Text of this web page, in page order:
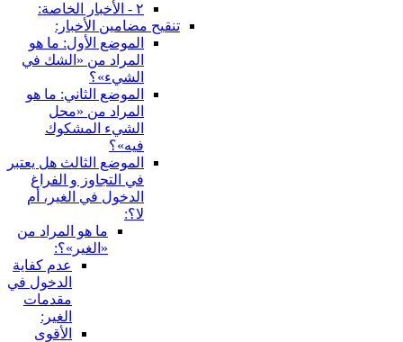
٢ - الأخبار الخاصة:
تنقيح مضامين الأخبار:
الموضع الأول: ما هو
المراد من «الشك في
الشي‏ء»؟
الموضع الثاني: ما هو
المراد من «محل
الشي‏ء المشكوك
فيه»؟
الموضع الثالث هل يعتبر
في التجاوز و الفراغ
الدخول في الغير، أم
لا؟:
ما هو المراد من
«الغير»؟:
عدم كفاية
الدخول في
مقدمات
الغير:
الأقوى